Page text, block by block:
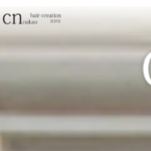
わたし至
い髪